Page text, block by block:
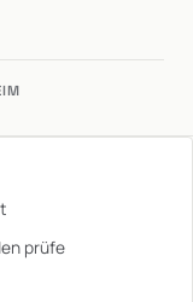
prüfe